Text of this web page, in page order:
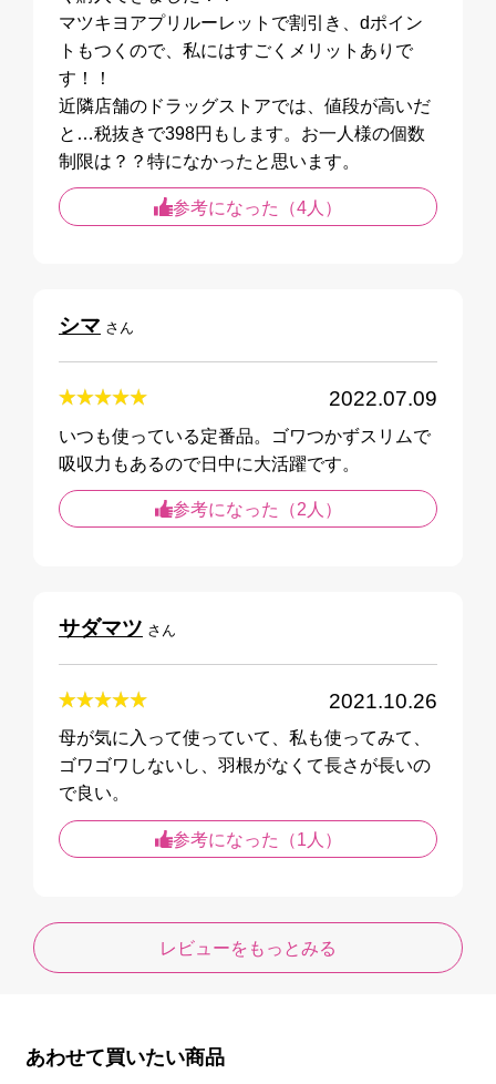
マツキヨアプリルーレットで割引き、dポイン
トもつくので、私にはすごくメリットありで
す！！
近隣店舗のドラッグストアでは、値段が高いだ
と…税抜きで398円もします。お一人様の個数
制限は？？特になかったと思います。
参考になった（4人）
シマ さん
2022.07.09
いつも使っている定番品。ゴワつかずスリムで
吸収力もあるので日中に大活躍です。
参考になった（2人）
サダマツ さん
2021.10.26
母が気に入って使っていて、私も使ってみて、
ゴワゴワしないし、羽根がなくて長さが長いの
で良い。
参考になった（1人）
レビューをもっとみる
あわせて買いたい商品